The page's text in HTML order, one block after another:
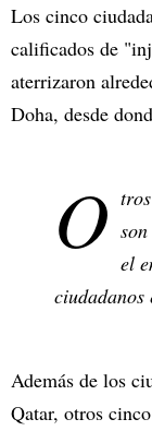
Los cinco
calificados de
aterrizaron
Doha, desde
O el
ciudadanos
Además de los
Qatar, otros